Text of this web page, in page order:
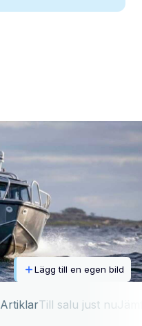
Lägg till en egen bild
ArtiklarTill salu just nu